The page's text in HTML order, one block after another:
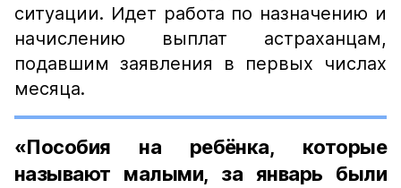
ситуации. Идет работа по назначению и
начислению выплат астраханцам,
подавшим заявления в первых числах
месяца.
«Пособия на ребёнка, которые
называют малыми, за январь были